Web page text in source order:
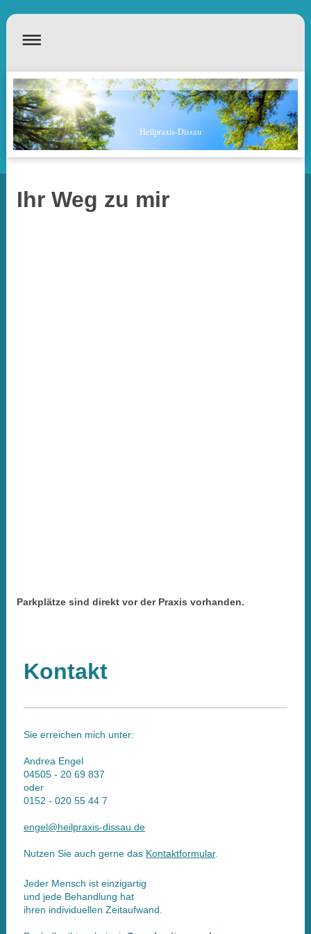
Heilpraxis-Dissau
Ihr Weg zu mir
Parkplätze sind direkt vor der Praxis vorhanden.
Kontakt
Sie erreichen mich unter:
Andrea Engel
04505 - 20 69 837
oder
0152 - 020 55 44 7
engel@heilpraxis-dissau.de
Nutzen Sie auch gerne das Kontaktformular.
Jeder Mensch ist einzigartig
und jede Behandlung hat
ihren individuellen Zeitaufwand.